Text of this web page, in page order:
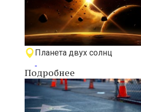
Планета двух солнц
Подробнее